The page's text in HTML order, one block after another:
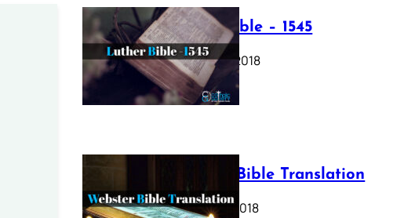
Luther Bible – 1545
October 17, 2018
Webster Bible Translation
October 11, 2018